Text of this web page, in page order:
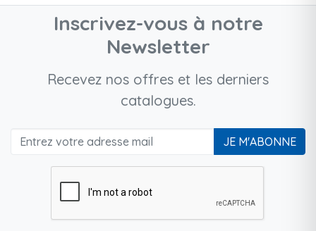
Inscrivez-vous à notre
Newsletter
Recevez nos offres et les derniers
catalogues.
JE M'ABONNE